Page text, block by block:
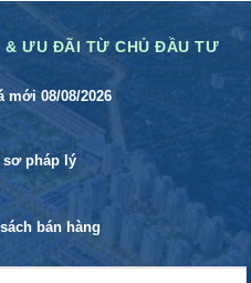
& ƯU ĐÃI TỪ CHỦ ĐẦU TƯ
mới 08/08/2026
sơ pháp lý
bán hàng